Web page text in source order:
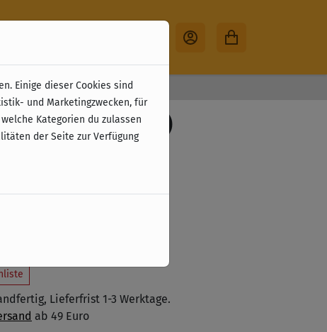
30 Tage Rückgabe
Waterdeep (EN)
Lieferfrist 1-3 Werktage.
ab 49 Euro
Einige dieser Cookies sind
und Marketingzwecken, für
Kategorien du zulassen
der Seite zur Verfügung